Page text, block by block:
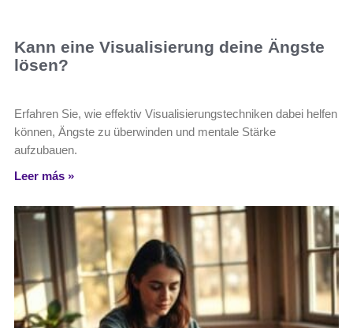
Kann eine Visualisierung deine Ängste
lösen?
Erfahren Sie, wie effektiv Visualisierungstechniken dabei helfen
können, Ängste zu überwinden und mentale Stärke
aufzubauen.
Leer más »